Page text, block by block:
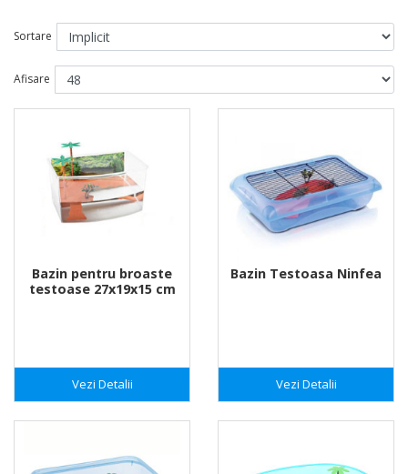
Sortare
Afisare
Bazin pentru broaste
testoase 27x19x15 cm
Vezi Detalii
Bazin Testoasa Ninfea
Vezi Detalii